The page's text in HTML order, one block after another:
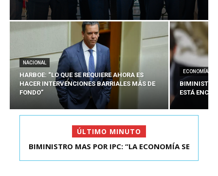
NACIONAL
HARBOE: “LO QUE SE REQUIERE AHORA ES
HACER INTERVENCIONES BARRIALES MÁS DE
FONDO”
ECONOMÍA
BIMINISTRO
ESTÁ
ÚLTIMO MINUTO
KAST SE REUNIÓ CON EL PRESIDENTE ELECTO DE
BIMINISTRO MAS POR IPC: “LA ECONOMÍA SE